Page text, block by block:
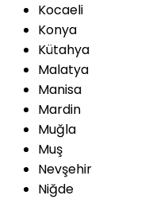
Kocaeli
Konya
Kütahya
Malatya
Manisa
Mardin
Muğla
Muş
Nevşehir
Niğde